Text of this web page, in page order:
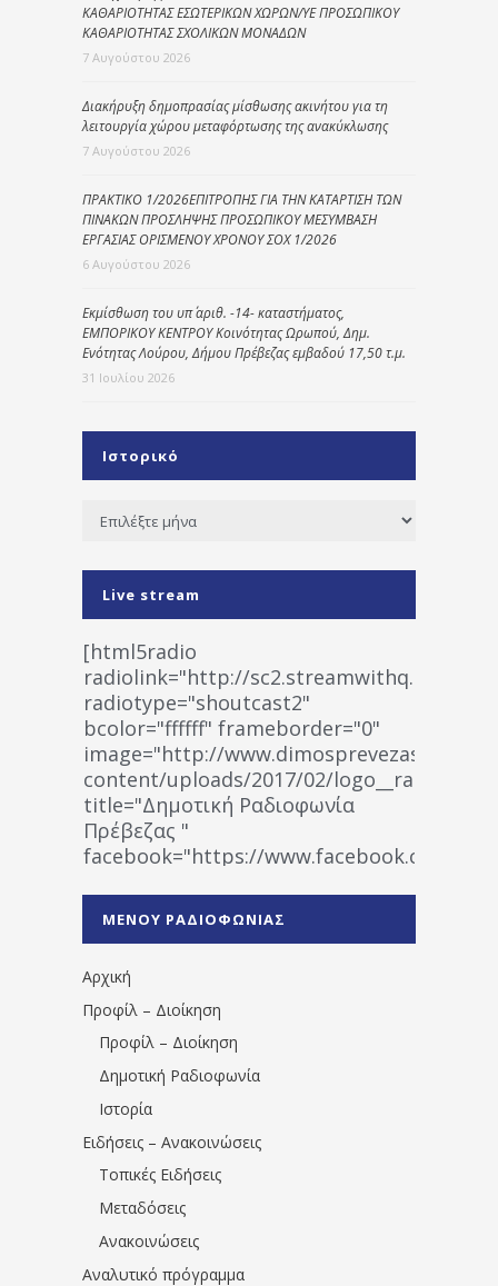
ΚΑΘΑΡΙΟΤΗΤΑΣ ΕΣΩΤΕΡΙΚΩΝ ΧΩΡΩΝ/ΥΕ ΠΡΟΣΩΠΙΚΟΥ
ΚΑΘΑΡΙΟΤΗΤΑΣ ΣΧΟΛΙΚΩΝ ΜΟΝΑΔΩΝ
7 Αυγούστου 2026
Διακήρυξη δημοπρασίας μίσθωσης ακινήτου για τη
λειτουργία χώρου μεταφόρτωσης της ανακύκλωσης
7 Αυγούστου 2026
ΠΡΑΚΤΙΚΟ 1/2026ΕΠΙΤΡΟΠΗΣ ΓΙΑ ΤΗΝ ΚΑΤΑΡΤΙΣΗ ΤΩΝ
ΠΙΝΑΚΩΝ ΠΡΟΣΛΗΨΗΣ ΠΡΟΣΩΠΙΚΟΥ ΜΕΣΥΜΒΑΣΗ
ΕΡΓΑΣΙΑΣ ΟΡΙΣΜΕΝΟΥ ΧΡΟΝΟΥ ΣΟΧ 1/2026
6 Αυγούστου 2026
Εκμίσθωση του υπ΄ αριθ. -14- καταστήματος,
ΕΜΠΟΡΙΚΟΥ ΚΕΝΤΡΟΥ Κοινότητας Ωρωπού, Δημ.
Ενότητας Λούρου, Δήμου Πρέβεζας εμβαδού 17,50 τ.μ.
31 Ιουλίου 2026
Ιστορικό
Ιστορικό
Live stream
[html5radio
radiolink="http://
radiotype="shoutcast2"
bcolor="ffffff" frameborder="0"
image="http://www.dimosprevezas.gr/wp-
content/uploads/2017/02/
title="Δημοτική Ραδιοφωνία
Πρέβεζας "
facebook="https://www.facebook.com/
1531194763766854/" artist="" ]
ΜΕΝΟΥ ΡΑΔΙΟΦΩΝΙΑΣ
Αρχική
Προφίλ – Διοίκηση
Προφίλ – Διοίκηση
Δημοτική Ραδιοφωνία
Ιστορία
Ειδήσεις – Ανακοινώσεις
Τοπικές Ειδήσεις
Μεταδόσεις
Ανακοινώσεις
Αναλυτικό πρόγραμμα